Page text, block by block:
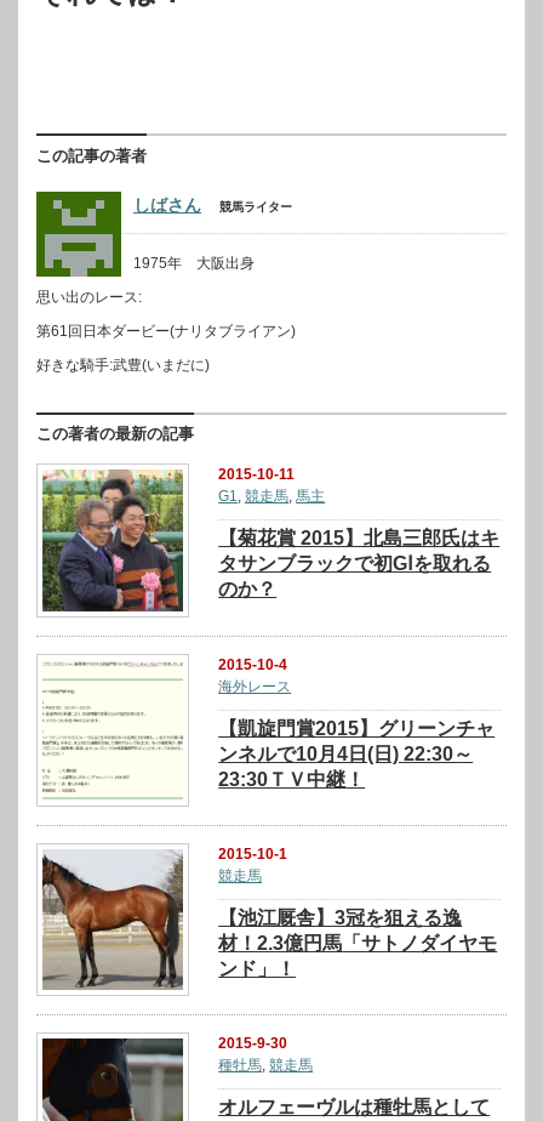
この記事の著者
しばさん 競馬ライター
1975年 大阪出身
思い出のレース:
第61回日本ダービー(ナリタブライアン)
好きな騎手:武豊(いまだに)
この著者の最新の記事
2015-10-11
G1,競走馬,馬主
【菊花賞 2015】北島三郎氏はキ
タサンブラックで初GⅠを取れる
のか？
2015-10-4
海外レース
【凱旋門賞2015】グリーンチャ
ンネルで10月4日(日) 22:30～
23:30ＴＶ中継！
2015-10-1
競走馬
【池江厩舎】3冠を狙える逸
材！2.3億円馬「サトノダイヤモ
ンド」！
2015-9-30
種牡馬,競走馬
オルフェーヴルは種牡馬として